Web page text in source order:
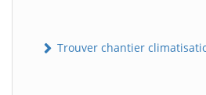
Trouver chantier